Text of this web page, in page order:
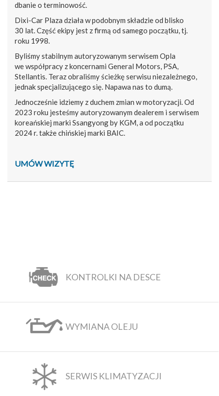
dbanie o terminowość.
Dixi-Car Plaza działa w podobnym składzie od blisko
30 lat. Część ekipy jest z firmą od samego początku, tj.
roku 1998.
Byliśmy stabilnym autoryzowanym serwisem Opla
we współpracy z koncernami General Motors, PSA,
Stellantis. Teraz obraliśmy ścieżkę serwisu niezależnego,
jednak specjalizującego się. Napawa nas to dumą.
Jednocześnie idziemy z duchem zmian w motoryzacji. Od
2023 roku jesteśmy autoryzowanym dealerem i serwisem
koreańskiej marki Ssangyong by KGM, a od początku
2024 r. także chińskiej marki BAIC.
UMÓW WIZYTĘ
KONTROLKI NA DESCE
WYMIANA OLEJU
SERWIS KLIMATYZACJI